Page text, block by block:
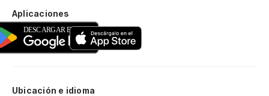
Aplicaciones
Ubicación e idioma